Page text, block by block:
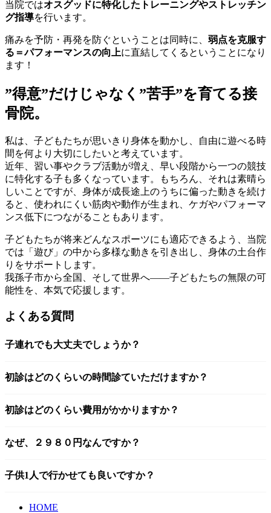
当院ではオスグッドに特化したトレーニングやストレッチン
グ指導を行います。
痛みを予防・再発を防ぐということは同時に、 弱点を克服す
る＝パフォーマンスの向上に直結してくるということになり
ます！
”得意”だけじゃなく”苦手”を育てる接
骨院。
私は、子どもたちが思いきり身体を動かし、自由に遊べる時
間を何より大切にしたいと考えています。
近年、習い事やクラブ活動が増え、早い段階から一つの競技
に特化する子も多くなっています。もちろん、それは素晴ら
しいことですが、身体が成長途上のうちに偏った動きを続け
ると、使われにくい筋肉や動作が生まれ、ケガやパフォーマ
ンス低下につながることもあります。
子どもたちが将来どんなスポーツにも適応できるよう、当院
では「遊び」の中から多様な動きを引き出し、身体の土台作
りをサポートします。
我孫子市から全国、そして世界へ——子どもたちの無限の可
能性を、本気で応援します。
よくある質問
子連れでも大丈夫でしょうか？
初診はどのくらいの時間診ていただけますか？
初診はどのくらい費用がかかりますか？
なぜ、２９８０円なんですか？
子供1人で行かせても良いですか？
HOME